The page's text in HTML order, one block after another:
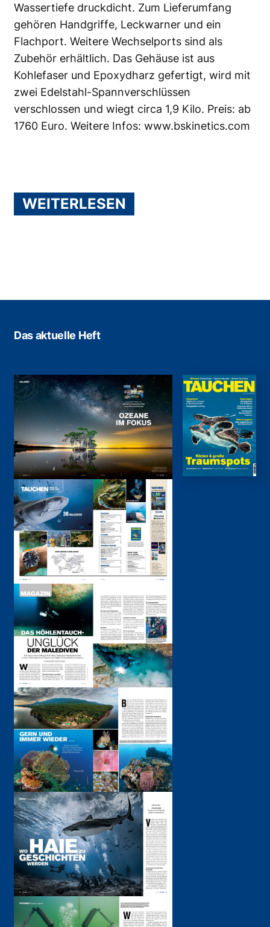
Wassertiefe druckdicht. Zum Lieferumfang
gehören Handgriffe, Leckwarner und ein
Flachport. Weitere Wechselports sind als
Zubehör erhältlich. Das Gehäuse ist aus
Kohlefaser und Epoxydharz gefertigt, wird mit
zwei Edelstahl-Spannverschlüssen
verschlossen und wiegt circa 1,9 Kilo. Preis: ab
1760 Euro. Weitere Infos: www.bskinetics.com
WEITERLESEN
Das aktuelle Heft